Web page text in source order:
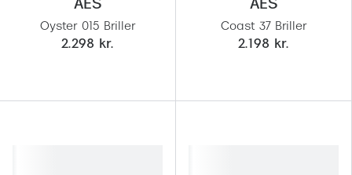
Giorgio Armani
Michael Kors
AES
Oyster 015 Briller
2.298 kr.
AES
Coast 37 Briller
2.198 kr.